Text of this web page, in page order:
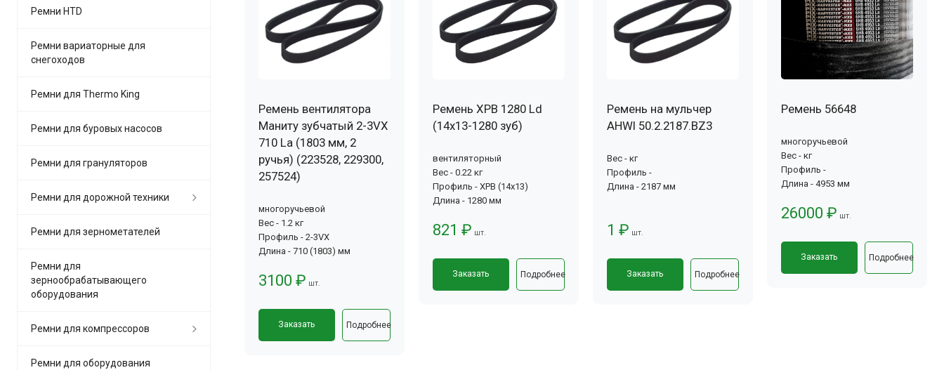
Ремень вентилятора
Маниту зубчатый 2-3VX
710 La (1803 мм, 2
ручья) (223528, 229300,
257524)
многоручьевой
Вес - 1.2 кг
Профиль - 2-3VX
Длина - 710 (1803) мм
3100 ₽ шт.
Заказать Подробнее
Ремень XPB 1280 Ld
(14х13-1280 зуб)
вентиляторный
Вес - 0.22 кг
Профиль - XPB (14x13)
Длина - 1280 мм
821 ₽ шт.
Заказать Подробнее
Ремень на мульчер
AHWI 50.2.2187.BZ3
Вес - кг
Профиль -
Длина - 2187 мм
1 ₽ шт.
Заказать Подробнее
Ремень 56648
многоручьевой
Вес - кг
Профиль -
Длина - 4953 мм
26000 ₽ шт.
Заказать Подробнее
Ремни HTD
Ремни вариаторные для
снегоходов
Ремни для Thermo King
Ремни для буровых насосов
Ремни для грануляторов
Ремни для дорожной техники
Ремни для зернометателей
Ремни для
зернообрабатывающего
оборудования
Ремни для компрессоров
Ремни для оборудования